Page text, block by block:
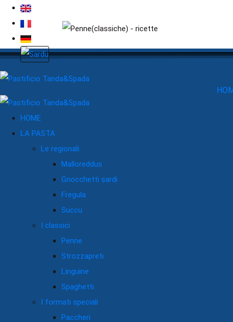
HOME
LA PASTA
Le regionali
Malloreddus
Gnocchetti sardi
Fregula
Succu
I classici
Penne
Strozzapreti
Linguine
Spaghetti
I formati speciali
Paccheri